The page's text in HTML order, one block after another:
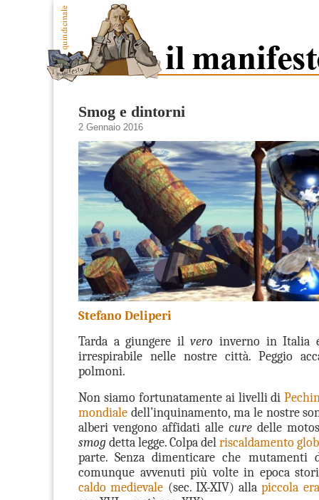
Smog e dintorni
2 Gennaio 2016
Stefano Deliperi
Tarda a giungere ilvero inverno in Italia
irrespirabile nelle nostre città. Peggio
polmoni.
Non siamo fortunatamente ai livelli di
mondiale dell’inquinamento, ma le nostre
alberi vengono affidati alle cure delle
smog detta legge. Colpa del riscaldamento
parte. Senza dimenticare che mutamenti
comunque avvenuti più volte in epoca
caldo medievale (sec. IX-XIV) allapiccola